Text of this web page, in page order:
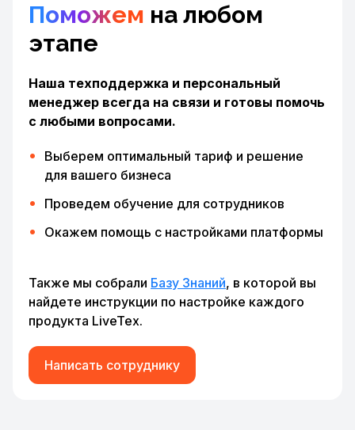
Поможем на любом
этапе
Наша техподдержка и персональный
менеджер всегда на связи и готовы помочь
с любыми вопросами.
Выберем оптимальный тариф и решение
для вашего бизнеса
Проведем обучение для сотрудников
Окажем помощь с настройками платформы
Также мы собрали Базу Знаний, в которой вы
найдете инструкции по настройке каждого
продукта LiveTex.
Написать сотруднику